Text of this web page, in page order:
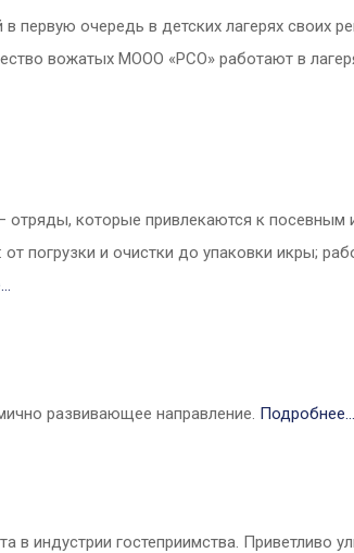
очередь в детских лагерях своих
вожатых МООО «РСО» работают в
которые привлекаются к посевным
погрузки и очистки до упаковки икры;
развивающее направление. Подробнее…
в индустрии гостеприимства. Приветливо